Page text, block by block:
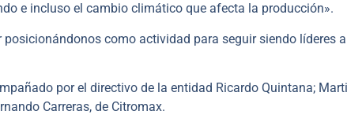
e incluso el cambio climático que afecta la producción».
como actividad para seguir siendo líderes
por el directivo de la entidad Ricardo Quintana;
Carreras, de Citromax.